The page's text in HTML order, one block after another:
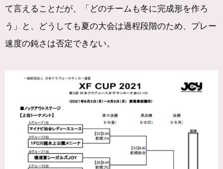
て言えることだが、「どのチームも冬に完成形を作ろ
う」と、どうしても夏の大会は過程段階のため、プレー
速度の鈍さは否定できない。